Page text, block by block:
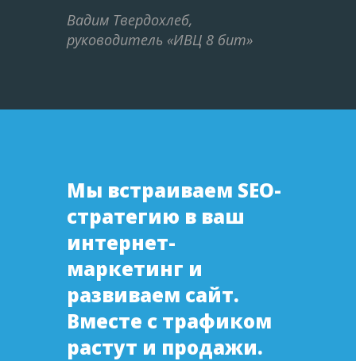
Вадим Твердохлеб,
руководитель «ИВЦ 8 бит»
Мы встраиваем SEO-
стратегию в ваш
интернет-
маркетинг и
развиваем сайт.
Вместе с трафиком
растут и продажи.